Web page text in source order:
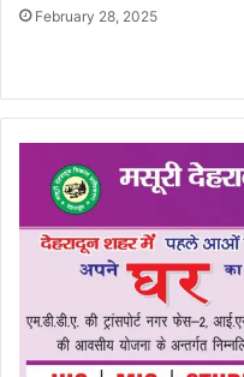
February 28, 2025